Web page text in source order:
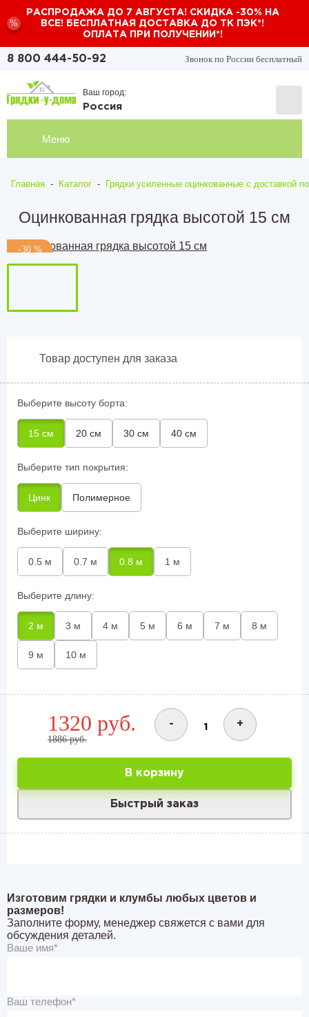
%
РАСПРОДАЖА ДО 7 АВГУСТА! СКИДКА -30% НА
ВСЕ! БЕСПЛАТНАЯ ДОСТАВКА ДО ТК ПЭК*!
ОПЛАТА ПРИ ПОЛУЧЕНИИ*!
8 800 444-50-92 Звонок по России бесплатный
Ваш город:
Россия
Меню
Главная - Каталог - Грядки усиленные оцинкованные с доставкой
Оцинкованная грядка высотой 15 см
-30 %
Товар доступен для заказа
Выберите высоту борта:
15 см 20 см 30 см 40 см
Выберите тип покрытия:
Цинк Полимерное
Выберите ширину:
0.5 м 0.7 м 0.8 м 1 м
Выберите длину:
2 м 3 м 4 м 5 м 6 м 7 м 8 м
9 м 10 м
1320 руб.
1886 руб.
- +
Быстрый заказ
В корзину
Изготовим грядки и клумбы любых цветов и
размеров!
Заполните форму, менеджер свяжется с вами для
обсуждения деталей.
Ваше имя*
Ваш телефон*